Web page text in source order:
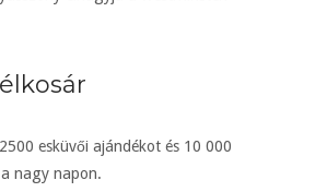
2500 esküvői ajándékot és 10 000
nagy napon.